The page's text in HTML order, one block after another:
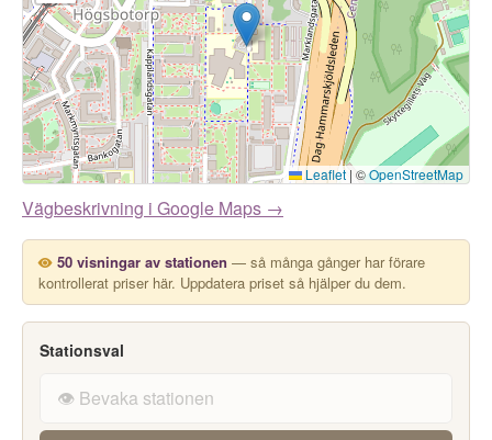
Leaflet | ©OpenStreetMap
Vägbeskrivning i Google Maps →
50 visningar av stationen — så många gånger har förare
kontrollerat priser här. Uppdatera priset så hjälper du dem.
Stationsval
👁️ Bevaka stationen